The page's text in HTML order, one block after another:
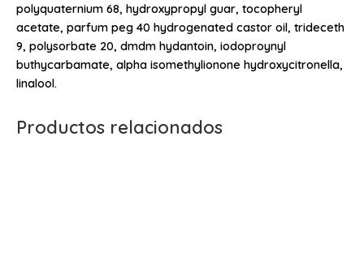
polyquaternium 68, hydroxypropyl guar, tocopheryl
acetate, parfum peg 40 hydrogenated castor oil, trideceth
9, polysorbate 20, dmdm hydantoin, iodoproynyl
buthycarbamate, alpha isomethylionone hydroxycitronella,
linalool.
Productos relacionados